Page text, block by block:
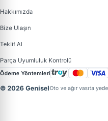
Hakkımızda
Bize Ulaşın
Teklif Al
Parça Uyumluluk Kontrolü
Ödeme Yöntemleri
© 2026 GeniselOto ve ağır vasıta